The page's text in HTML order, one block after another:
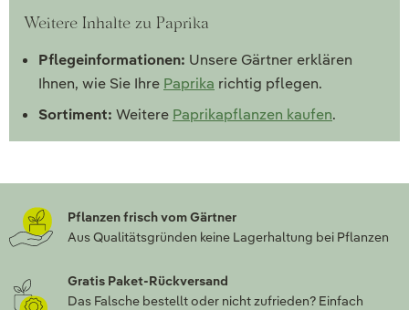
Weitere Inhalte zu Paprika
Pflegeinformationen: Unsere Gärtner erklären
Ihnen, wie Sie Ihre Paprika richtig pflegen.
Sortiment: Weitere Paprikapflanzen kaufen.
Pflanzen frisch vom Gärtner
Aus Qualitätsgründen keine Lagerhaltung bei Pflanzen
Gratis Paket-Rückversand
Das Falsche bestellt oder nicht zufrieden? Einfach